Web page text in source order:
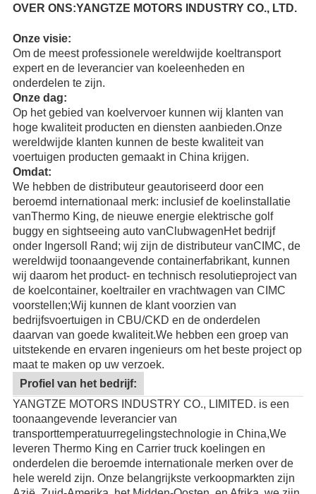
OVER ONS:YANGTZE MOTORS INDUSTRY CO., LTD.
Onze visie:
Om de meest professionele wereldwijde koeltransport
expert en de leverancier van koeleenheden en
onderdelen te zijn.
Onze dag:
Op het gebied van koelvervoer kunnen wij klanten van
hoge kwaliteit producten en diensten aanbieden.Onze
wereldwijde klanten kunnen de beste kwaliteit van
voertuigen producten gemaakt in China krijgen.
Omdat:
We hebben de distributeur geautoriseerd door een
beroemd internationaal merk: inclusief de koelinstallatie
vanThermo King, de nieuwe energie elektrische golf
buggy en sightseeing auto vanClubwagenHet bedrijf
onder Ingersoll Rand; wij zijn de distributeur vanCIMC, de
wereldwijd toonaangevende containerfabrikant, kunnen
wij daarom het product- en technisch resolutieproject van
de koelcontainer, koeltrailer en vrachtwagen van CIMC
voorstellen;Wij kunnen de klant voorzien van
bedrijfsvoertuigen in CBU/CKD en de onderdelen
daarvan van goede kwaliteit.We hebben een groep van
uitstekende en ervaren ingenieurs om het beste project op
maat te maken op uw verzoek.
Profiel van het bedrijf:
YANGTZE MOTORS INDUSTRY CO., LIMITED. is een
toonaangevende leverancier van
transporttemperatuurregelingstechnologie in China,We
leveren Thermo King en Carrier truck koelingen en
onderdelen die beroemde internationale merken over de
hele wereld zijn. Onze belangrijkste verkoopmarkten zijn